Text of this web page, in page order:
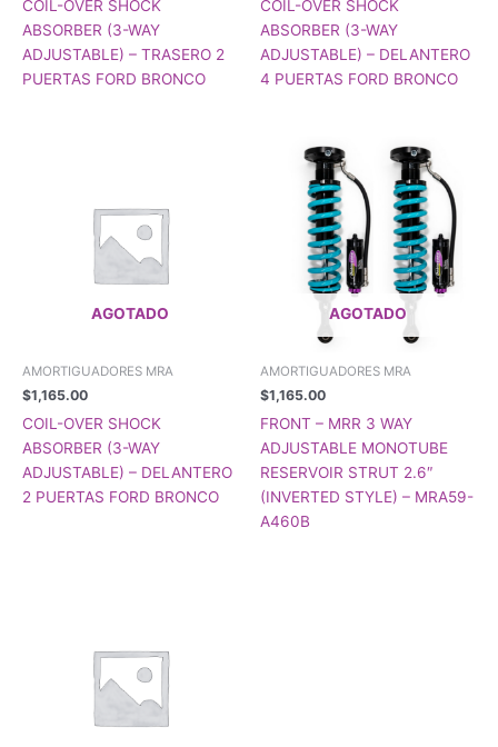
COIL-OVER SHOCK
ABSORBER (3-WAY
ADJUSTABLE) – TRASERO 2
PUERTAS FORD BRONCO
COIL-OVER SHOCK
ABSORBER (3-WAY
ADJUSTABLE) – DELANTERO
4 PUERTAS FORD BRONCO
AGOTADO
AMORTIGUADORES MRA
$1,165.00
COIL-OVER SHOCK
ABSORBER (3-WAY
ADJUSTABLE) – DELANTERO
2 PUERTAS FORD BRONCO
AGOTADO
AMORTIGUADORES MRA
$1,165.00
FRONT – MRR 3 WAY
ADJUSTABLE MONOTUBE
RESERVOIR STRUT 2.6″
(INVERTED STYLE) – MRA59-
A460B